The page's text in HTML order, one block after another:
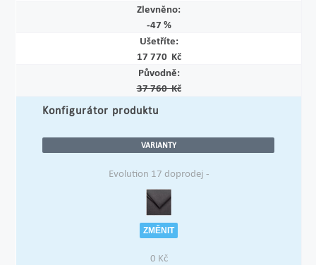
Zlevněno:
-47 %
Ušetříte:
17 770 Kč
Původně:
37 760 Kč
Konfigurátor produktu
VARIANTY
Evolution 17 doprodej -
ZMĚNIT
0 Kč